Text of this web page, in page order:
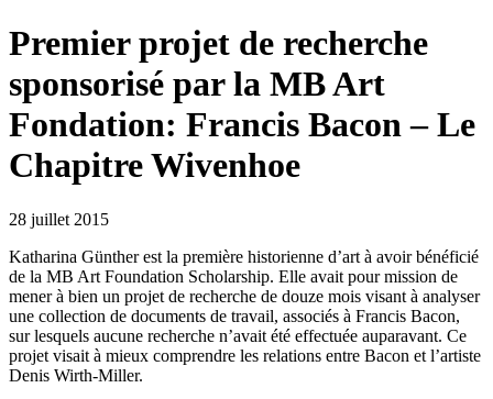
Premier projet de recherche
sponsorisé par la MB Art
Fondation: Francis Bacon – Le
Chapitre Wivenhoe
28 juillet 2015
Katharina Günther est la première historienne d’art à avoir bénéficié
de la MB Art Foundation Scholarship. Elle avait pour mission de
mener à bien un projet de recherche de douze mois visant à analyser
une collection de documents de travail, associés à Francis Bacon,
sur lesquels aucune recherche n’avait été effectuée auparavant. Ce
projet visait à mieux comprendre les relations entre Bacon et l’artiste
Denis Wirth-Miller.